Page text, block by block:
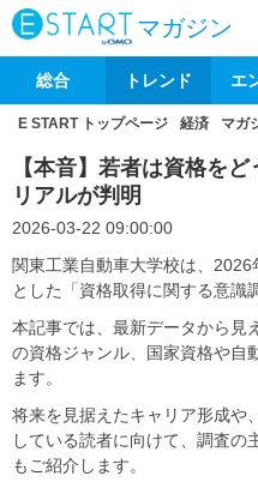
マガジン
総合 トレンド エ
E START トップページ 経済 マガ
【本音】若者は資格を
リアルが判明
2026-03-22 09:00:00
関東工業自動車大学校は、
とした「資格取得に関する意識
本記事では、最新データから見
の資格ジャンル、国家資格や自
ます。
将来を見据えたキャリア形成や
している読者に向けて、調査の
もご紹介します。